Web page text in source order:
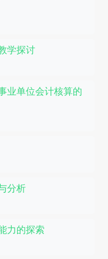
学探讨
业单位会计核算的
分析
力的探索